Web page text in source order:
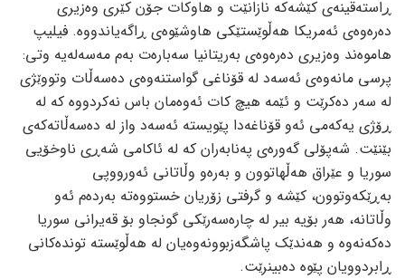
ڕاسته‌قینه‌ی کێشه‌که‌ نازانێت و هاوکات جۆن کێری وه‌زیری
ده‌ره‌وه‌ی ئه‌مریکا هه‌ڵوێستێکی هاوشێوه‌ی ڕاگه‌یاندووه‌. فیلیپ
هاموه‌ند وه‌زیری ده‌ره‌وه‌ی به‌ریتانیا سه‌باره‌ت به‌م مه‌سه‌له‌یه‌ وتی:
پرسی مانه‌وه‌ی ئه‌سه‌د له‌ قۆناغی گواستنه‌وه‌ی ده‌سه‌ڵات وتووێژی
له‌ سه‌ر ده‌کرێت و ئێمه‌ هیچ کات ئه‌وه‌مان باس نه‌کردووه‌ که‌ له‌
ڕۆژی یه‌که‌می ئه‌و قۆناغه‌دا پێویسته‌ ئه‌سه‌د واز له‌ ده‌سه‌ڵاته‌که‌ی
بێنێت. شه‌پۆلی گه‌وره‌ی په‌نابه‌ران که‌ له‌ ئاکامی شه‌ڕی ناوخۆیی
سوریا و عێراق هه‌ڵهاتوون و به‌ره‌و وڵاتانی ئه‌ورووپی
به‌ڕێکه‌وتوون، کێشه‌ و گرفتی زۆریان خستووه‌ته‌ به‌رده‌م ئه‌و
وڵاتانه‌، هه‌ر بۆیه‌ بیر له‌ چاره‌سه‌رێکی گونجاو بۆ قه‌یرانی سوریا
ده‌که‌نه‌وه‌ و هه‌ندێک پاشگه‌زبوونه‌وه‌یان له‌ هه‌ڵوێسته‌ تونده‌کانی
ڕابردوویان پێوه‌ ده‌بینرێت.